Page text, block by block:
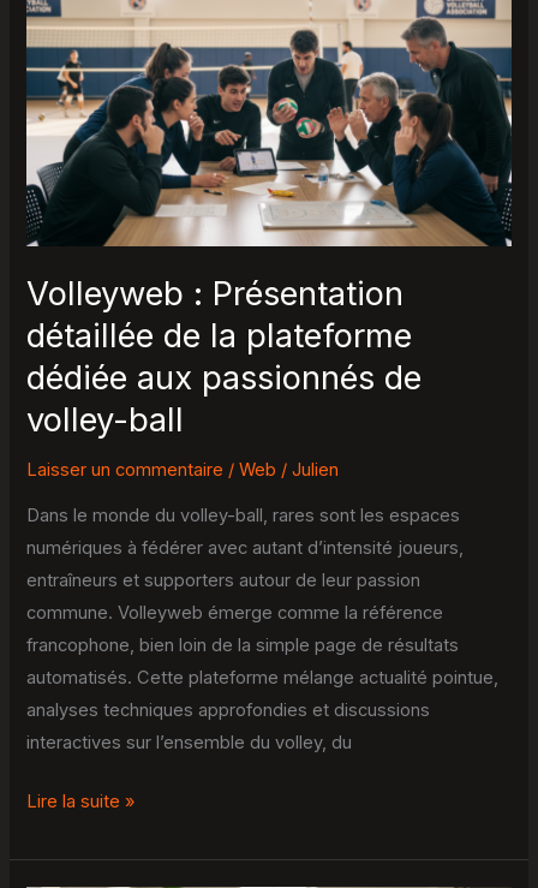
Volleyweb : Présentation
détaillée de la plateforme
dédiée aux passionnés de
volley-ball
Laisser un commentaire /Web /Julien
Dans le monde du volley-ball, rares sont les espaces
numériques à fédérer avec autant d’intensité joueurs,
entraîneurs et supporters autour de leur passion
commune. Volleyweb émerge comme la référence
francophone, bien loin de la simple page de résultats
automatisés. Cette plateforme mélange actualité pointue,
analyses techniques approfondies et discussions
interactives sur l’ensemble du volley, du
:
Présentation
détaillée
de
plateforme
dédiée
aux
passionnés
de
volley-
ball
Lire la suite »